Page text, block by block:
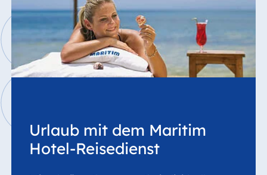
Urlaub mit dem Maritim
Hotel-Reisedienst